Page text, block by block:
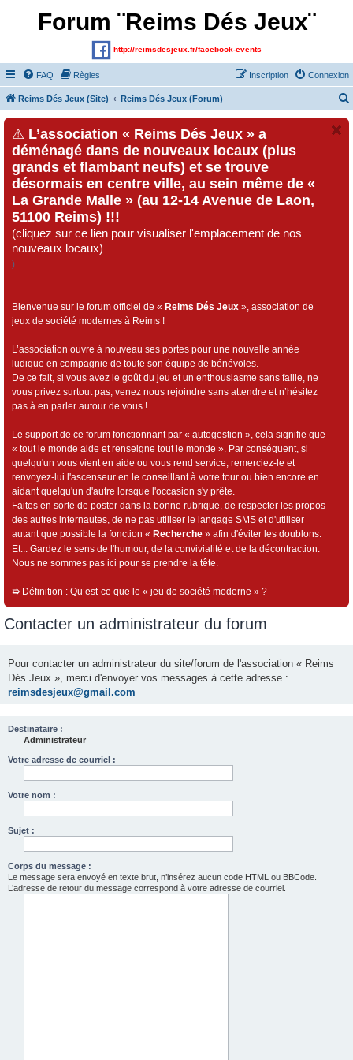
Forum ¨Reims Dés Jeux¨
http://reimsdesjeux.fr/facebook-events
FAQ Règles Connexion
Inscription
Reims Dés Jeux (Site) Reims Dés Jeux (Forum)
⚠ L’association « Reims Dés Jeux » a
déménagé dans de nouveaux locaux (plus
grands et flambant neufs) et se trouve
désormais en centre ville, au sein même de «
La Grande Malle » (au 12-14 Avenue de Laon,
51100 Reims) !!!
(cliquez sur ce lien pour visualiser l'emplacement de nos
nouveaux locaux)
)
Bienvenue sur le forum officiel de « Reims Dés Jeux », association de
jeux de société modernes à Reims !
L’association ouvre à nouveau ses portes pour une nouvelle année
ludique en compagnie de toute son équipe de bénévoles.
De ce fait, si vous avez le goût du jeu et un enthousiasme sans faille, ne
vous privez surtout pas, venez nous rejoindre sans attendre et n’hésitez
pas à en parler autour de vous !
Le support de ce forum fonctionnant par « autogestion », cela signifie que
« tout le monde aide et renseigne tout le monde ». Par conséquent, si
quelqu'un vous vient en aide ou vous rend service, remerciez-le et
renvoyez-lui l'ascenseur en le conseillant à votre tour ou bien encore en
aidant quelqu'un d'autre lorsque l'occasion s'y prête.
Faites en sorte de poster dans la bonne rubrique, de respecter les propos
des autres internautes, de ne pas utiliser le langage SMS et d'utiliser
autant que possible la fonction « Recherche » afin d'éviter les doublons.
Et... Gardez le sens de l'humour, de la convivialité et de la décontraction.
Nous ne sommes pas ici pour se prendre la tête.
➯ Définition : Qu’est-ce que le « jeu de société moderne » ?
Contacter un administrateur du forum
Pour contacter un administrateur du site/forum de l'association « Reims
Dés Jeux », merci d'envoyer vos messages à cette adresse :
reimsdesjeux@gmail.com
Destinataire :
Administrateur
Votre adresse de courriel :
Votre nom :
Sujet :
Corps du message :
Le message sera envoyé en texte brut, n’insérez aucun code HTML ou BBCode.
L’adresse de retour du message correspond à votre adresse de courriel.